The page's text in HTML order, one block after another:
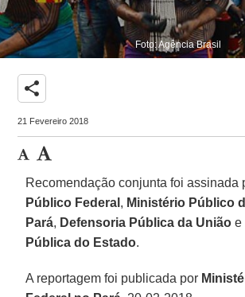
Foto: Agência Brasil
share
21 Fevereiro 2018
Recomendação conjunta foi assinada
Público Federal , Ministério Público
Pará, Defensoria Pública da União e
Pública do Estado.
A reportagem foi publicada por